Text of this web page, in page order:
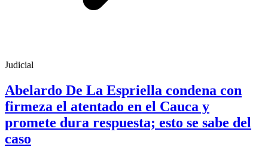
Judicial
Abelardo De La Espriella condena con
firmeza el atentado en el Cauca y
promete dura respuesta; esto se sabe del
caso